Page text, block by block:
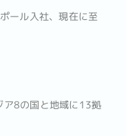
ール入社、現在に至
ア8の国と地域に13拠